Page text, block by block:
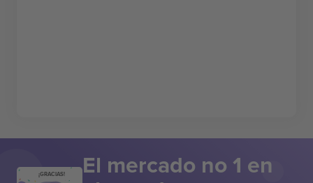
¡GRACIAS! El mercado no 1 en